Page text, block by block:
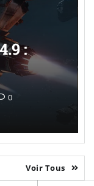
:
0
Voir Tous